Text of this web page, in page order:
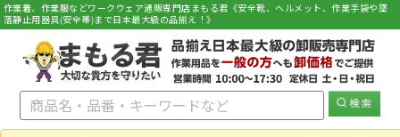
作業着、作業服などワークウェア通販専門店まもる君《安全靴、ヘルメット、作業手袋や墜
落静止用器具(安全帯)まで日本最大級の品揃え！》